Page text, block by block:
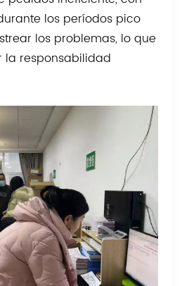
los períodos pico
los problemas, lo que
responsabilidad